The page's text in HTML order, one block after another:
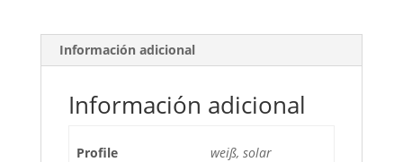
Información adicional
Información adicional
Profile weiß, solar